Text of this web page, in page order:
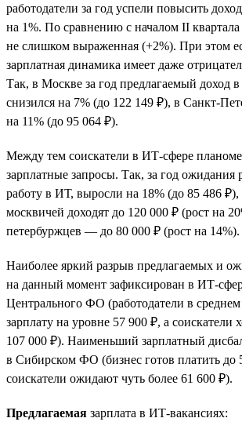
работодатели за год успели повысить
на 1%. По сравнению с началом II
не слишком выраженная (+2%). При этом
зарплатная динамика имеет даже
Так, в Москве за год предлагаемый доход
снизился на 7% (до 122 149 ₽), в Санкт-
на 11% (до 95 064 ₽).
Между тем соискатели в ИТ-сфере
зарплатные запросы. Так, за год
работу в ИТ, выросли на 18% (до 85 486
москвичей доходят до 120 000 ₽ (рост на
петербуржцев — до 80 000 ₽ (рост на 14%).
Наиболее яркий разрыв предлагаемых и
на данный момент зафиксирован в ИТ-
Центрального ФО (работодатели в
зарплату на уровне 57 900 ₽, а соискатели
107 000 ₽). Наименьший зарплатный
в Сибирском ФО (бизнес готов платить до
соискатели ожидают чуть более 61 600 ₽).
Предлагаемая зарплата в ИТ-вакансиях: